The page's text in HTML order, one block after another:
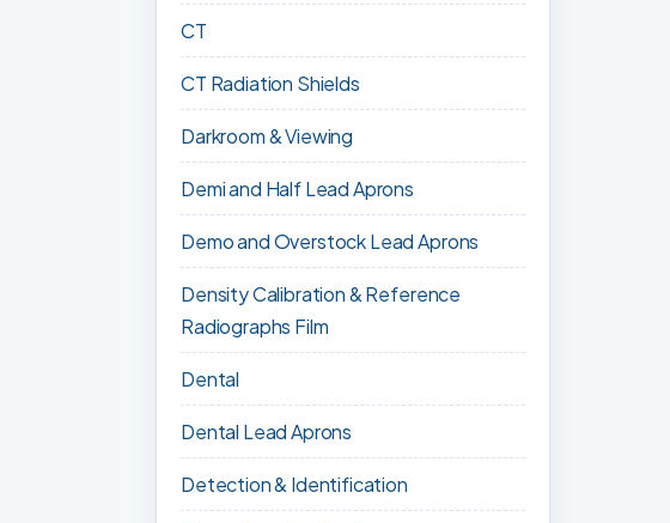
CT
CT Radiation Shields
Darkroom & Viewing
Demi and Half Lead Aprons
Demo and Overstock Lead Aprons
Density Calibration & Reference
Radiographs Film
Dental
Dental Lead Aprons
Detection & Identification